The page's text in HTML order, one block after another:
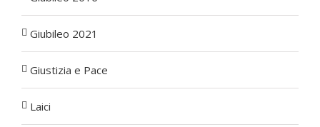
Giubileo 2021
Giustizia e Pace
Laici